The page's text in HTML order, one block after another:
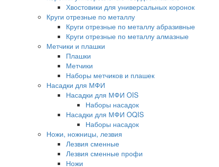
Хвостовики для универсальных коронок
Круги отрезные по металлу
Круги отрезные по металлу абразивные
Круги отрезные по металлу алмазные
Метчики и плашки
Плашки
Метчики
Наборы метчиков и плашек
Насадки для МФИ
Насадки для МФИ OIS
Наборы насадок
Насадки для МФИ OQIS
Наборы насадок
Ножи, ножницы, лезвия
Лезвия сменные
Лезвия сменные профи
Ножи